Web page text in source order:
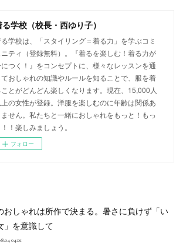
る学校（校長・西ゆり子）
学校は、「スタイリング＝着る力」を学ぶコミ
ニティ（登録無料）。『着るを楽しむ！着る力が
つく！』をコンセプトに、様々なレッスンを通
ておしゃれの知識やルールを知ることで、服を着
ことがどんどん楽しくなります。現在、15,000人
上の女性が登録。洋服を楽しむのに年齢は関係あ
ません。私たちと一緒におしゃれをもっと！もっ
！！楽しみましょう。
フォロー
おしゃれは所作で決まる。暑さに負けず「い
」を意識して
04:01